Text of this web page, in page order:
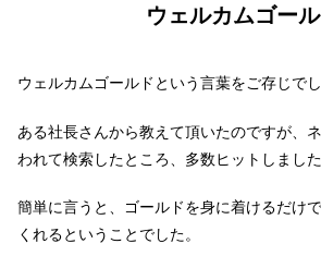
ウェルカムゴー
ウェルカムゴールドという言葉をご存じで
ある社長さんから教えて頂いたのですが、
われて検索したところ、多数ヒットしました
簡単に言うと、ゴールドを身に着けるだけ
くれるということでした。